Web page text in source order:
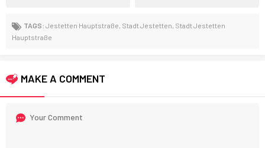
TAGS: Jestetten Hauptstraße, Stadt Jestetten, Stadt Jestetten
Hauptstraße
MAKE A COMMENT